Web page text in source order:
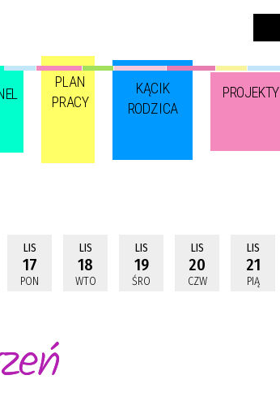
PLAN
PRACY
KĄCIK
RODZICA
PROJEKTY
LIS
17
PON
LIS
18
WTO
LIS
19
ŚRO
LIS
20
CZW
LIS
21
PIĄ